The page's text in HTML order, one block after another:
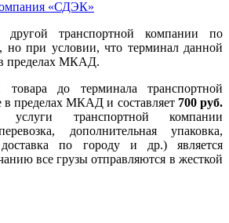
«СДЭК»
транспортной компании по
но при условии, что терминал данной
пределах МКАД.
товара до терминала транспортной
пределах МКАД и составляет 700 руб.
транспортной компании
дополнительная упаковка,
доставка по городу и др.) является
все грузы отправляются в жесткой